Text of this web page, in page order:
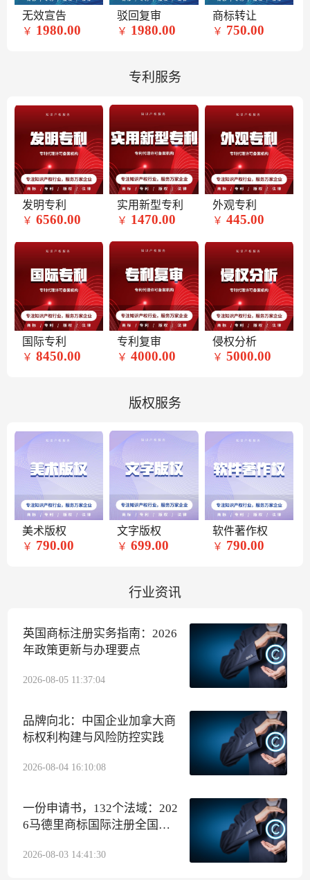
无效宣告
￥ 1980.00
驳回复审
￥ 1980.00
商标转让
￥ 750.00
专利服务
发明专利
￥ 6560.00
实用新型专利
￥ 1470.00
外观专利
￥ 445.00
国际专利
￥ 8450.00
专利复审
￥ 4000.00
侵权分析
￥ 5000.00
版权服务
美术版权
￥ 790.00
文字版权
￥ 699.00
软件著作权
￥ 790.00
行业资讯
英国商标注册实务指南：2026
年政策更新与办理要点
2026-08-05 11:37:04
品牌向北：中国企业加拿大商
标权利构建与风险防控实践
2026-08-04 16:10:08
一份申请书，132个法域：202
6马德里商标国际注册全国布
2026-08-03 14:41:30